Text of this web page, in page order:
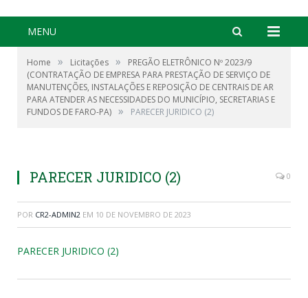
MENU
Home » Licitações »
PREGÃO ELETRÔNICO Nº 2023/9
(CONTRATAÇÃO DE EMPRESA PARA PRESTAÇÃO DE SERVIÇO DE
MANUTENÇÕES, INSTALAÇÕES E REPOSIÇÃO DE CENTRAIS DE AR
PARA ATENDER AS NECESSIDADES DO MUNICÍPIO, SECRETARIAS E
FUNDOS DE FARO-PA) » PARECER JURIDICO (2)
PARECER JURIDICO (2) 0
POR CR2-ADMIN2 EM 10 DE NOVEMBRO DE 2023
PARECER JURIDICO (2)